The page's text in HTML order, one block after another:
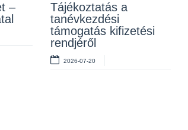
–
Tájékoztatás a
tanévkezdési
támogatás kifizetési
rendjéről
2026-07-20
az
Rendelet kihirdetése
2026-07-10